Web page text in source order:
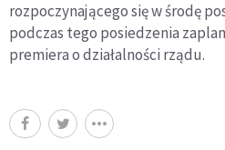
rozpoczynającego się w środę
podczas tego posiedzenia
premiera o działalności rządu.